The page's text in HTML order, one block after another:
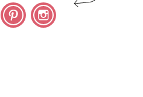
FacebookPinterest Instagram